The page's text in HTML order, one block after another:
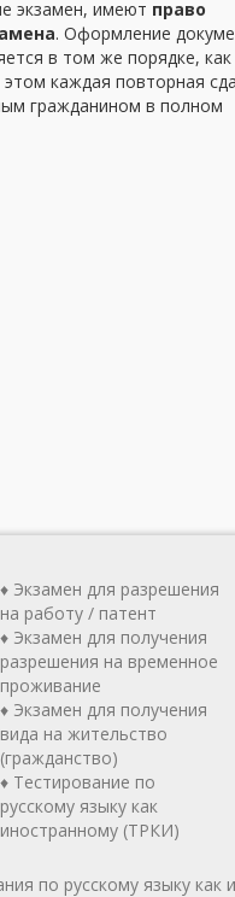
экзамен, имеют право
. Оформление
в том же порядке,
каждая повторная
гражданином в полном
♦ Экзамен для разрешения
на работу / патент
♦ Экзамен для получения
разрешения на временное
проживание
♦ Экзамен для получения
вида на жительство
(гражданство)
♦ Тестирование по
русскому языку как
иностранному (ТРКИ)
по русскому языку как